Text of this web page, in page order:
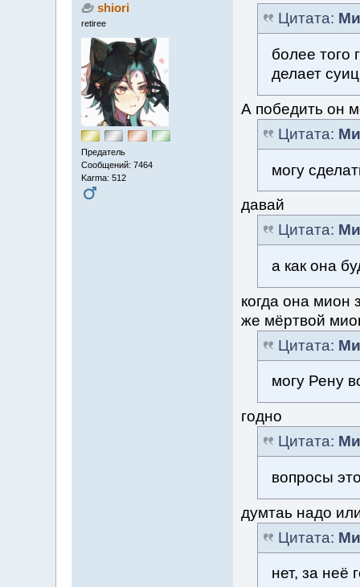
shiori
retiree
Предатель
Сообщений: 7464
Karma: 512
Цитата:
более того
делает
А победить он
Цитата:
могу
давай
Цитата:
а как она
когда она мион
же мёртвой
Цитата:
могу Рену
годно
Цитата:
вопросы
думтаь надо
Цитата:
нет, за неё